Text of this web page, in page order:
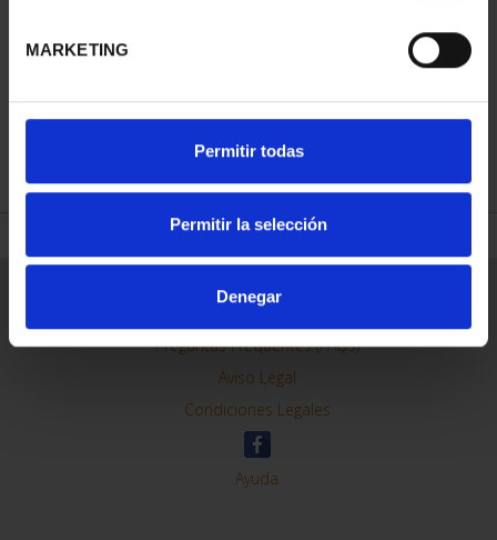
MARKETING
Permitir todas
Permitir la selección
Denegar
REFINAR
Información General
Contacto
Preguntas Frequentes (FAQs)
Aviso Legal
Condiciones Legales
Ayuda